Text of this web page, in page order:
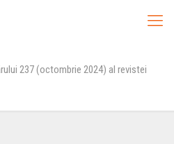
237 (octombrie 2024) al revistei